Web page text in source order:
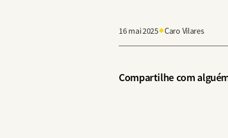
16 mai 2025●Caro Vilares
Compartilhe com